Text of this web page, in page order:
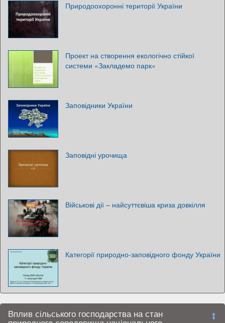
Природоохоронні території України
Проект на створення екологічно стійкої
системи «Закладемо парк»
Заповідники України
Заповідні урочища
Військові дії – найсуттєвіша криза довкілля
Категорії природно-заповідного фонду України
Вплив сільського господарства на стан